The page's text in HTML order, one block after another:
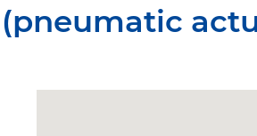
(pneumatic